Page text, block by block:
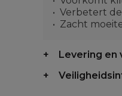
Verbetert
Zacht
Levering en